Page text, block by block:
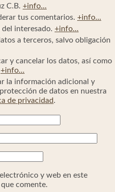
C.B. +info...
tus comentarios. +info...
interesado. +info...
a terceros, salvo obligación
y cancelar los datos, así como
+info...
la información adicional y
de datos en nuestra
de privacidad.
y web en este
comente.